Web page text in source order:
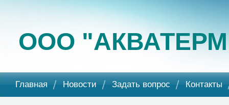
ООО
Главная Новости Задать вопрос Контакты